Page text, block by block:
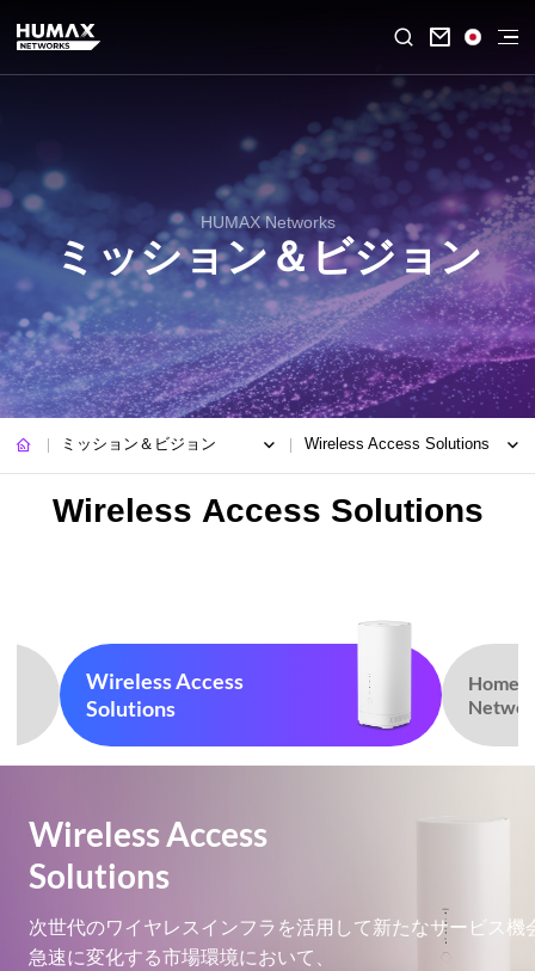

HUMAX Networks
ミッション＆ビジョン
ミッション＆ビジョン Wireless Access Solutions
Wireless Access
Solutions
Home
Wireless Access
Solutions
次世代のワイヤレスインフラを活用して新たなサービス機
急速に変化する市場環境において、